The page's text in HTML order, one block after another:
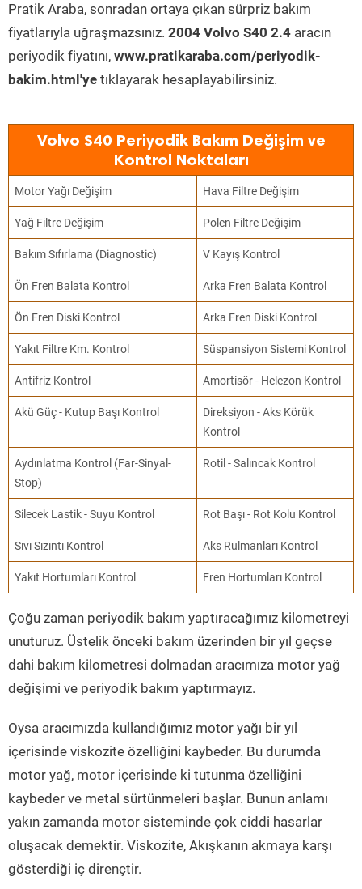
Pratik Araba, sonradan ortaya çıkan sürpriz bakım
fiyatlarıyla uğraşmazsınız. 2004 Volvo S40 2.4 aracın
periyodik fiyatını, www.pratikaraba.com/periyodik-
bakim.html'ye tıklayarak hesaplayabilirsiniz.
Volvo S40 Periyodik Bakım Değişim ve
Kontrol Noktaları
Motor Yağı Değişim Hava Filtre Değişim
Yağ Filtre Değişim Polen Filtre Değişim
Bakım Sıfırlama (Diagnostic) V Kayış Kontrol
Ön Fren Balata Kontrol Arka Fren Balata Kontrol
Ön Fren Diski Kontrol Arka Fren Diski Kontrol
Yakıt Filtre Km. Kontrol Süspansiyon Sistemi Kontrol
Antifriz Kontrol Amortisör - Helezon Kontrol
Akü Güç - Kutup Başı Kontrol
Direksiyon - Aks Körük
Kontrol
Aydınlatma Kontrol (Far-Sinyal-
Stop)
Rotil - Salıncak Kontrol
Silecek Lastik - Suyu Kontrol Rot Başı - Rot Kolu Kontrol
Sıvı Sızıntı Kontrol Aks Rulmanları Kontrol
Yakıt Hortumları Kontrol Fren Hortumları Kontrol
Çoğu zaman periyodik bakım yaptıracağımız kilometreyi
unuturuz. Üstelik önceki bakım üzerinden bir yıl geçse
dahi bakım kilometresi dolmadan aracımıza motor yağ
değişimi ve periyodik bakım yaptırmayız.
Oysa aracımızda kullandığımız motor yağı bir yıl
içerisinde viskozite özelliğini kaybeder. Bu durumda
motor yağ, motor içerisinde ki tutunma özelliğini
kaybeder ve metal sürtünmeleri başlar. Bunun anlamı
yakın zamanda motor sisteminde çok ciddi hasarlar
oluşacak demektir. Viskozite, Akışkanın akmaya karşı
gösterdiği iç dirençtir.